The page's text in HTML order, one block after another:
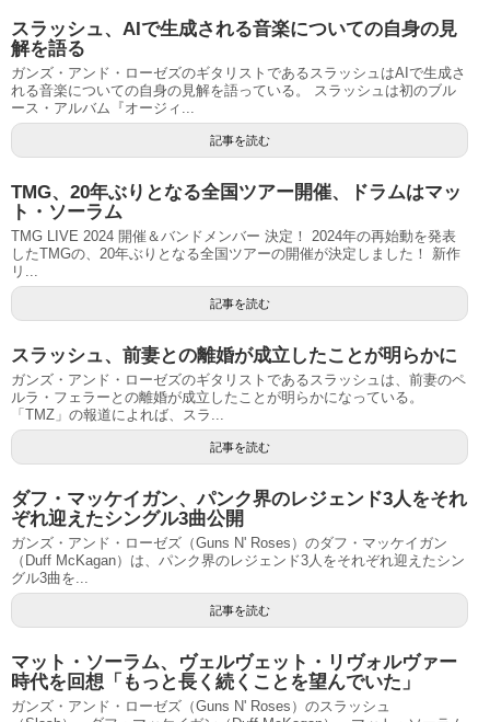
スラッシュ、AIで生成される音楽についての自身の見
解を語る
ガンズ・アンド・ローゼズのギタリストであるスラッシュはAIで生成さ
れる音楽についての自身の見解を語っている。 スラッシュは初のブル
ース・アルバム『オージィ...
記事を読む
TMG、20年ぶりとなる全国ツアー開催、ドラムはマッ
ト・ソーラム
TMG LIVE 2024 開催＆バンドメンバー 決定！ 2024年の再始動を発表
したTMGの、20年ぶりとなる全国ツアーの開催が決定しました！ 新作
リ...
記事を読む
スラッシュ、前妻との離婚が成立したことが明らかに
ガンズ・アンド・ローゼズのギタリストであるスラッシュは、前妻のペ
ルラ・フェラーとの離婚が成立したことが明らかになっている。
「TMZ」の報道によれば、スラ...
記事を読む
ダフ・マッケイガン、パンク界のレジェンド3人をそれ
ぞれ迎えたシングル3曲公開
ガンズ・アンド・ローゼズ（Guns N' Roses）のダフ・マッケイガン
（Duff McKagan）は、パンク界のレジェンド3人をそれぞれ迎えたシン
グル3曲を...
記事を読む
マット・ソーラム、ヴェルヴェット・リヴォルヴァー
時代を回想「もっと長く続くことを望んでいた」
ガンズ・アンド・ローゼズ（Guns N' Roses）のスラッシュ